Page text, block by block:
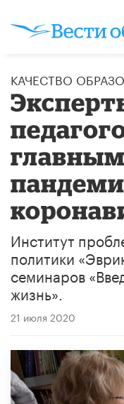
КАЧЕСТВО
Институт
политики
семинаров
жизнь».
21 июля 2020